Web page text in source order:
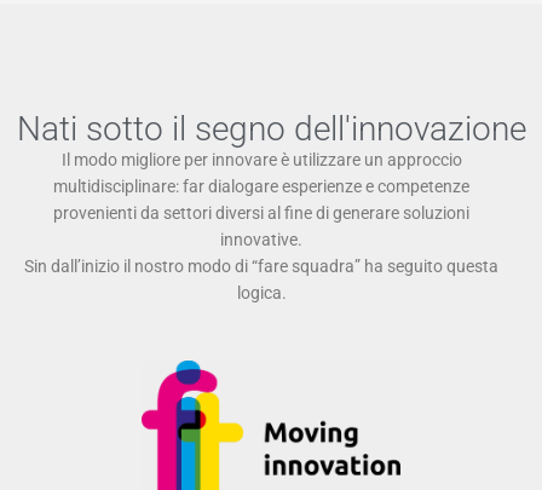
Nati sotto il segno dell'innovazione
Il modo migliore per innovare è utilizzare un approccio
multidisciplinare: far dialogare esperienze e competenze
provenienti da settori diversi al fine di generare soluzioni
innovative.
Sin dall’inizio il nostro modo di “fare squadra” ha seguito questa
logica.